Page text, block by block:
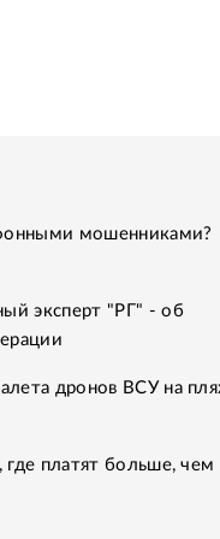
мошенниками?
эксперт "РГ" - об
дронов ВСУ на
платят больше, чем